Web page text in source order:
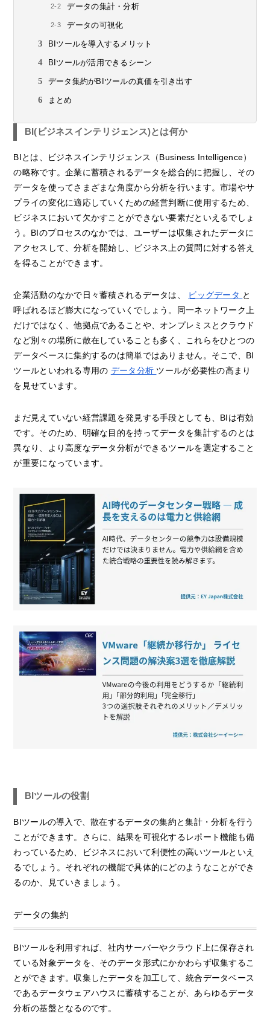
データの集計・分析
データの可視化
BIツールを導入するメリット
BIツールが活用できるシーン
データ集約がBIツールの真価を引き出す
まとめ
BI(ビジネスインテリジェンス)とは何か
BIとは、ビジネスインテリジェンス（Business Intelligence）
の略称です。企業に蓄積されるデータを総合的に把握し、その
データを使ってさまざまな角度から分析を行います。市場やサ
プライの変化に適応していくための経営判断に使用するため、
ビジネスにおいて欠かすことができない要素だといえるでしょ
う。BIのプロセスのなかでは、ユーザーは収集されたデータに
アクセスして、分析を開始し、ビジネス上の質問に対する答え
を得ることができます。
企業活動のなかで日々蓄積されるデータは、 ビッグデータ と
呼ばれるほど膨大になっていくでしょう。同一ネットワーク上
だけではなく、他拠点であることや、オンプレミスとクラウド
など別々の場所に散在していることも多く、これらをひとつの
データベースに集約するのは簡単ではありません。そこで、BI
ツールといわれる専用の データ分析 ツールが必要性の高まり
を見せています。
まだ見えていない経営課題を発見する手段としても、BIは有効
です。そのため、明確な目的を持ってデータを集計するのとは
異なり、より高度なデータ分析ができるツールを選定すること
が重要になっています。
BIツールの役割
BIツールの導入で、散在するデータの集約と集計・分析を行う
ことができます。さらに、結果を可視化するレポート機能も備
わっているため、ビジネスにおいて利便性の高いツールといえ
るでしょう。それぞれの機能で具体的にどのようなことができ
るのか、見ていきましょう。
データの集約
BIツールを利用すれば、社内サーバーやクラウド上に保存され
ている対象データを、そのデータ形式にかかわらず収集するこ
とができます。収集したデータを加工して、統合データベース
であるデータウェアハウスに蓄積することが、あらゆるデータ
分析の基盤となるのです。